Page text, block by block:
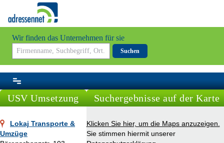
Wir finden das Unternehmen für sie
Suchen
USV Umsetzung
Lokaj Transporte &
Umzüge
Suchergebnisse auf der Karte
Klicken Sie hier, um die Maps anzuzeigen.
Sie stimmen hiermit unserer